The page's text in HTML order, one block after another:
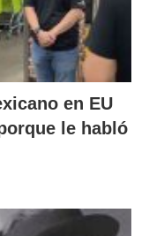
en EU
le habló